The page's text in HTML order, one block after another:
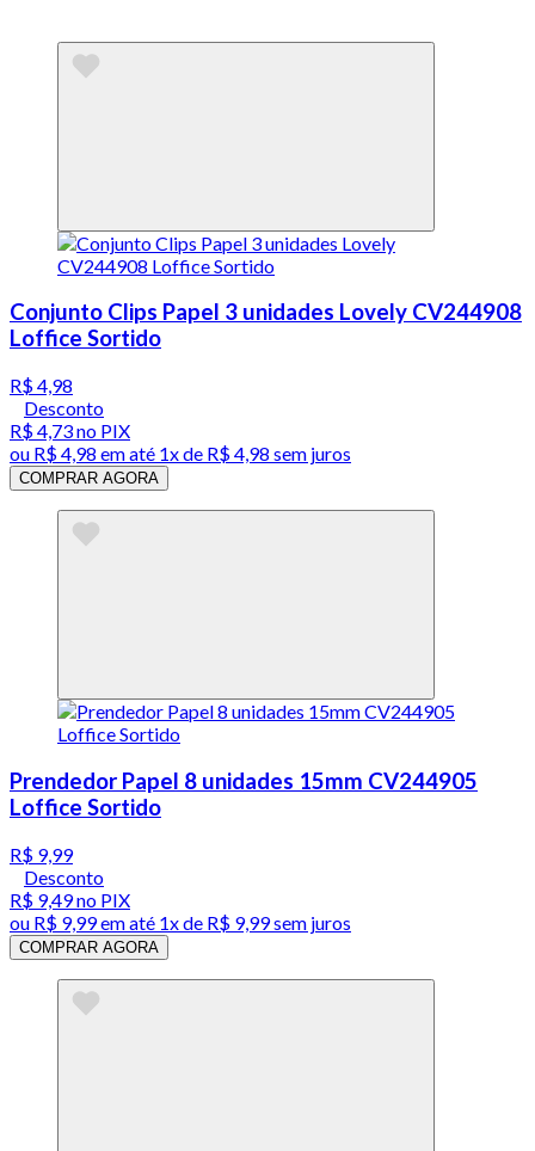
Conjunto Clips Papel 3 unidades Lovely CV244908
Loffice Sortido
R$ 4,98
Desconto
R$ 4,73no PIX
ou R$ 4,98 em até 1x de R$ 4,98 sem juros
COMPRAR AGORA
Prendedor Papel 8 unidades 15mm CV244905
Loffice Sortido
R$ 9,99
Desconto
R$ 9,49no PIX
ou R$ 9,99em até 1x de R$ 9,99sem juros
COMPRAR AGORA